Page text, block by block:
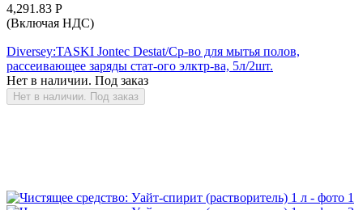
4,291.83 Р
(Включая НДС)
Diversey:TASKI Jontec Destat/Ср-во для мытья полов,
рассеивающее заряды стат-ого элктр-ва, 5л/2шт.
Нет в наличии. Под заказ
Нет в наличии. Под заказ